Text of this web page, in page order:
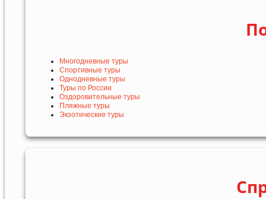
Многодневные туры
Спортивные туры
Однодневные туры
Туры по России
Оздоровительные туры
Пляжные туры
Экзотические туры